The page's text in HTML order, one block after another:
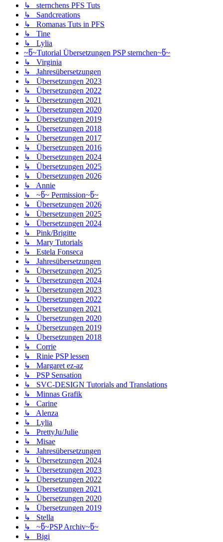
↳ sternchens PFS Tuts
↳ Sandcreations
↳ Romanas Tuts in PFS
↳ Tine
↳ Lylia
~წ~Tutorial Übersetzungen PSP sternchen~წ~
↳ Virginia
↳ Jahresübersetzungen
↳ Übersetzungen 2023
↳ Übersetzungen 2022
↳ Übersetzungen 2021
↳ Übersetzungen 2020
↳ Übersetzungen 2019
↳ Übersetzungen 2018
↳ Übersetzungen 2017
↳ Übersetzungen 2016
↳ Übersetzungen 2024
↳ Übersetzungen 2025
↳ Übersetzungen 2026
↳ Annie
↳ ~წ~ Permission~წ~
↳ Übersetzungen 2026
↳ Übersetzungen 2025
↳ Übersetzungen 2024
↳ Pink/Brigitte
↳ Mary Tutorials
↳ Estela Fonseca
↳ Jahresübersetzungen
↳ Übersetzungen 2025
↳ Übersetzungen 2024
↳ Übersetzungen 2023
↳ Übersetzungen 2022
↳ Übersetzungen 2021
↳ Übersetzungen 2020
↳ Übersetzungen 2019
↳ Übersetzungen 2018
↳ Corrie
↳ Rinie PSP lessen
↳ Margaret ez-az
↳ PSP Sensation
↳ SVC-DESIGN Tutorials and Translations
↳ Minnas Grafik
↳ Carine
↳ Alenza
↳ Lylia
↳ PrettyJu/Julie
↳ Misae
↳ Jahresübersetzungen
↳ Übersetzungen 2024
↳ Übersetzungen 2023
↳ Übersetzungen 2022
↳ Übersetzungen 2021
↳ Übersetzungen 2020
↳ Übersetzungen 2019
↳ Stella
↳ ~წ~PSP Archiv~წ~
↳ Bigi